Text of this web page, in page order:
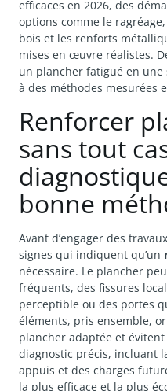
efficaces en 2026, des
options comme le
bois et les renforts
mises en œuvre réalistes.
un plancher fatigué en
à des méthodes mesurées
Renforcer
sans tout
bonne
Avant d’engager des
signes qui indiquent qu’un
nécessaire. Le plancher
fréquents, des fissures
perceptible ou des portes
éléments, pris ensemble,
plancher adaptée et
diagnostic précis, incluant
appuis et des charges
la plus efficace et la plus